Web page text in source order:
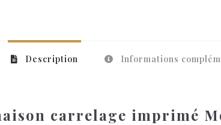
Description Informations
carrelage imprimé